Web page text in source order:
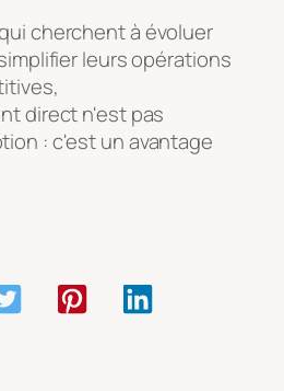
cherchent à évoluer
leurs opérations
direct n'est pas
: c'est un avantage